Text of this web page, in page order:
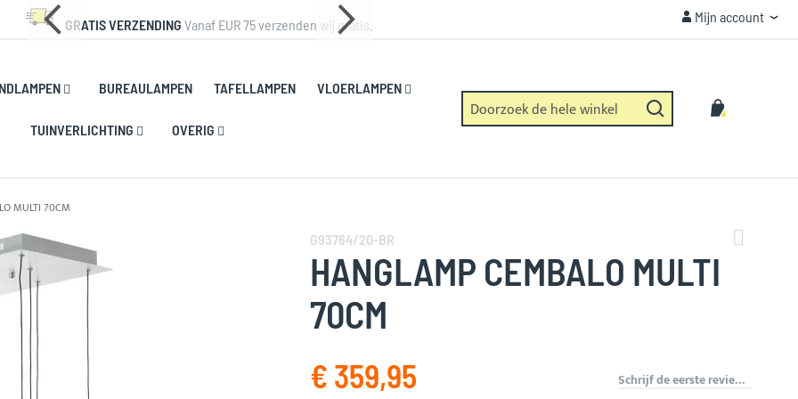
GRATIS VERZENDING Vanaf EUR 75 verzenden wij gratis. Https verbinding en geen dataverzameling.
Mijn account
Mijn account
BUREAULAMPEN TAFELLAMPEN VLOERLAMPEN
TUINVERLICHTING OVERIG
Zoek
Zoek
MULTI 70CM
G93764/20-BR
HANGLAMP CEMBALO MULTI
70CM
€ 359,95 Schrijf de eerste review over dit product